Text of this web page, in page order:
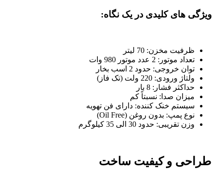
ویژگی های کلیدی در یک نگاه:
ظرفیت مخزن: 70 لیتر
تعداد موتور: 2 عدد موتور 980 وات
توان خروجی: حدود 2 اسب بخار
ولتاژ ورودی: 220 ولت (تک فاز)
حداکثر فشار: 8 بار
میزان صدا: نسبتاً کم
سیستم خنک کننده: دارای فن تهویه
نوع پمپ: بدون روغن (Oil Free)
وزن تقریبی: حدود 30 الی 35 کیلوگرم
طراحی و کیفیت ساخت